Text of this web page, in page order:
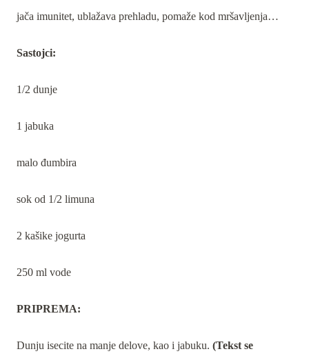
jača imunitet, ublažava prehladu, pomaže kod mršavljenja…
Sastojci:
1/2 dunje
1 jabuka
malo đumbira
sok od 1/2 limuna
2 kašike jogurta
250 ml vode
PRIPREMA:
Dunju isecite na manje delove, kao i jabuku. (Tekst se